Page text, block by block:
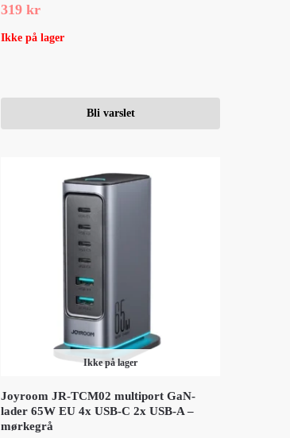
319kr
Ikke på lager
Bli varslet
Ikke på lager
Joyroom JR-TCM02 multiport GaN-
lader 65W EU 4x USB-C 2x USB-A –
mørkegrå